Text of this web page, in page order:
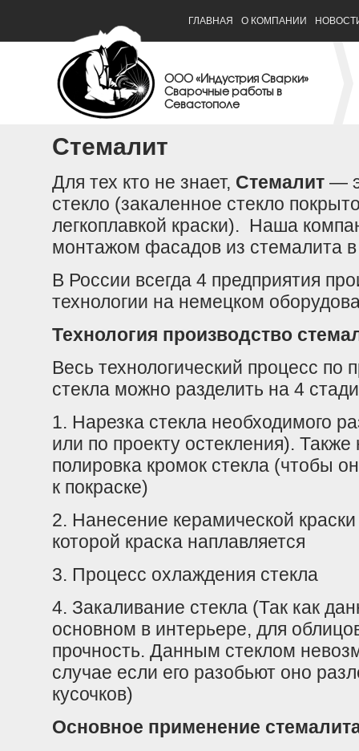
ГЛАВНАЯ О КОМПАНИИ
ООО «Индустрия Сварки»
Сварочные работы в
Севастополе
Стемалит
Для тех кто не знает, Стемалит —
стекло (закаленное стекло
легкоплавкой краски). Наша
монтажом фасадов из стемалита
В России всегда 4 предприятия
технологии на немецком
Технология производство
Весь технологический процесс по
стекла можно разделить на 4
1. Нарезка стекла необходимого
или по проекту остекления).
полировка кромок стекла (чтобы
к покраске)
2. Нанесение керамической
которой краска наплавляется
3. Процесс охлаждения стекла
4. Закаливание стекла (Так как
основном в интерьере, для
прочность. Данным стеклом
случае если его разобьют оно
кусочков)
Основное применение